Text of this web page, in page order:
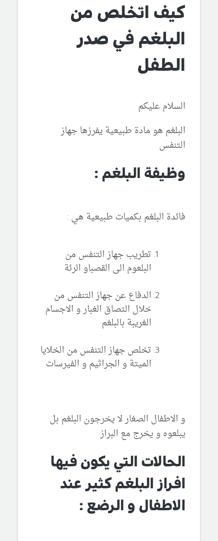
كيف اتخلص من
البلغم في صدر
الطفل
السلام عليكم
البلغم هو مادة طبيعية يفرزها جهاز
التنفس
وظيفة البلغم :
فائدة البلغم بكميات طبيعية هي :
تطريب جهاز التنفس من
البلعوم الى القصباو الرئة
الدفاع عن جهاز التنفس من
خلال التصاق الغبار و الاجسام
الغريبة بالبلغم
تخلص جهاز التنفس من الخلايا
الميتة و الجراثيم و الفيرسات
و الاطفال الصغار لا يخرجون البلغم بل
يبلعوه و يخرج مع البراز
الحالات التي يكون فيها
افراز البلغم كثير عند
الاطفال و الرضع :